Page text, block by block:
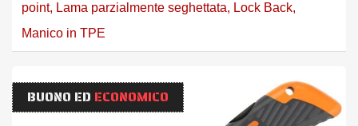
point, Lama parzialmente seghettata, Lock Back,
Manico in TPE
BUONO ED ECONOMICO